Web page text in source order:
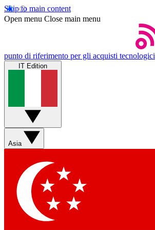
Skip to main content
Open menu Close main menu
punto di riferimento per gli acquisti tecnologici
IT Edition
Asia